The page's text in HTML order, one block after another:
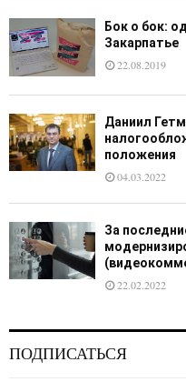
Бок о бок:
Закарпатье
22.08.2019
Даниил
положения
04.03.2022
За
22.02.2022
ПОДПИСАТЬСЯ